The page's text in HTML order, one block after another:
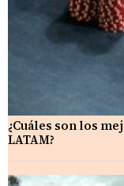
¿Cuáles son los
LATAM?